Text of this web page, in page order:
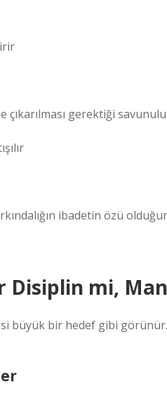
çıkarılması gerektiği
ibadetin özü
mi,
büyük bir hedef gibi görünür.